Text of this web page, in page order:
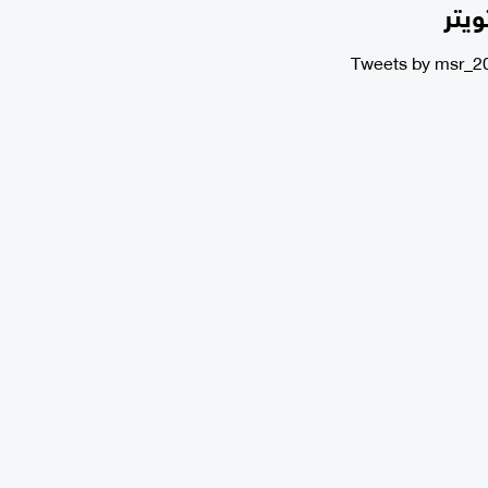
Tweets by